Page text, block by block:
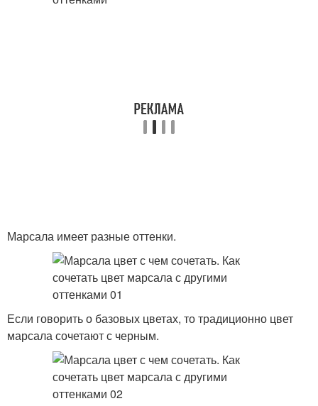
Марсала имеет разные оттенки.
Если говорить о базовых цветах, то традиционно цвет
марсала сочетают с черным.